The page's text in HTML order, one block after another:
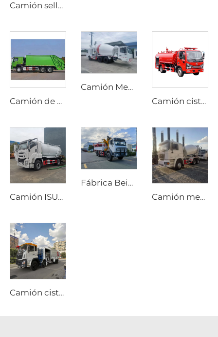
Camión sellador de grava sincrónico HOWO nuevo con transmisión manual y motor diésel, precio de fábrica
Camión de basura compactador HOWO 6*4 20cbm con sistema hidráulico PLC, carga trasera, para gestión de residuos
Camión Mezclador de Cemento Diesel Personalizado con Opciones de Transmisión Manual o Automática y Dirección Bidireccional para Producción en Túneles
Camión cisterna Dongfeng 4x2 Dorica diésel nuevo con transmisión manual, bomba de agua aérea, depósito de 4000 litros, máquina de rociado, rociador contra incendios
Camión ISUZU GIGA 4x2 con bomba de succión de alcantarillado y vacío, transmisión manual, depósito de 12000 litros para pozos sépticos
Fábrica Beiben Suministra Grúa para Camión de Transporte Especial Todo Terreno 4X4 6x6 Brazo Plegable Rígido
Camión mezclador de cemento móvil Shacman nuevo, tambor de 8m3 y 10m3, precio de camión mezclador de hormigón
Camión cisterna de combustible Dongfeng 8x4 340hp de 12 ruedas, capacidad de 25000 litros, vehículo nuevo de repostaje manual para aviación, avión 4x2 4x4 6x6